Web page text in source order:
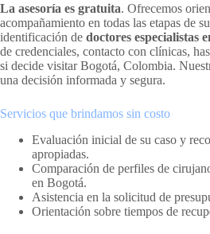
La asesoría es gratuita. Ofrecemos
acompañamiento en todas las etapas de
identificación de doctores especialistas
de credenciales, contacto con clínicas,
si decide visitar Bogotá, Colombia.
una decisión informada y segura.
Servicios que brindamos sin costo
Evaluación inicial de su caso y
apropiadas.
Comparación de perfiles de
en Bogotá.
Asistencia en la solicitud de
Orientación sobre tiempos de